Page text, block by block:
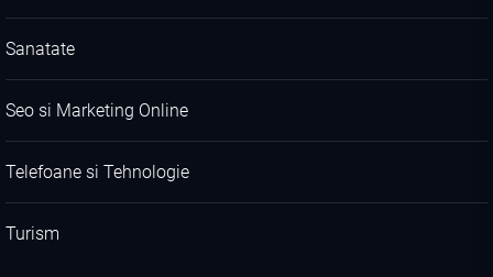
Sanatate
Seo si Marketing Online
Telefoane si Tehnologie
Turism